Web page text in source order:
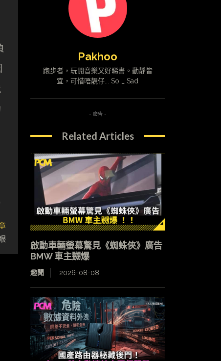
Pakhoo
跑步者，玩開音樂又好睇書。動靜皆
宜，可惜唔靚仔... So _ Sad
- 廣告 -
Related Articles
啟動車輛螢幕驚見《蜘蛛俠》廣告
BMW 車主嬲爆
趣聞 2026-08-08